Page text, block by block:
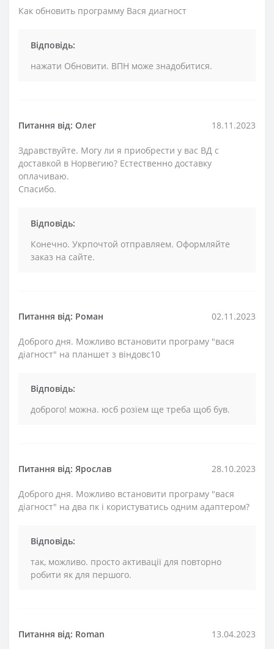
Как обновить программу Вася диагност
Відповідь:
нажати Обновити. ВПН може знадобитися.
Питання від: Олег 18.11.2023
Здравствуйте. Могу ли я приобрести у вас ВД с
доставкой в Норвегию? Естественно доставку
оплачиваю.
Спасибо.
Відповідь:
Конечно. Укрпочтой отправляем. Оформляйте
заказ на сайте.
Питання від: Роман 02.11.2023
Доброго дня. Можливо встановити програму "вася
діагност" на планшет з віндовс10
Відповідь:
доброго! можна. юсб розїем ще треба щоб був.
Питання від: Ярослав 28.10.2023
Доброго дня. Можливо встановити програму "вася
діагност" на два пк і користуватись одним адаптером?
Відповідь:
так, можливо. просто активації для повторно
робити як для першого.
Питання від: Roman 13.04.2023